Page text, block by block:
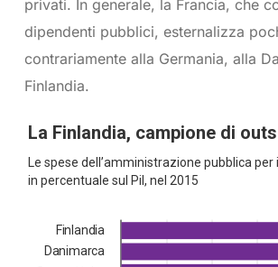
privati. In generale, la Francia, che
dipendenti pubblici, esternalizza
contrariamente alla Germania, alla
Finlandia.